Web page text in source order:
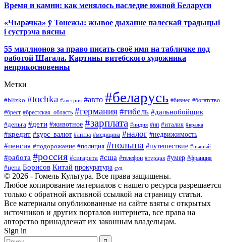
Время и камни: как менялось наследие южной Беларуси
«Чырачка» ў Тонежы: жывое дыханне палескай традыцыі
і сустрэча вясны
55 миллионов за право писать своё имя на табличке под
работой Шагала. Картины витебского художника
неприкосновенны
Метки
#blizko #tochka #австрия #авто #беларусь #бизнес #богатство
#брест #брестская_область #германия #гибель #дальнобойщик
#деньга #дети #животное #зарплата #индия #ип #италия #кража
#кредит #курс_валют #литва #медицина #налог #недвижимость
#пенсия #подорожание #полиция #польша #путешествие #пьяный
#работа #россия #сигарета #сша #телефон #турция #умер #франция
#цена Борисов Китай прокуратура суд
© 2026 - Гомель Культура. Все права защищены.
Любое копирование материалов с нашего ресурса разрешается
только с обратной активной ссылкой на страницу статьи.
Все материалы опубликованные на сайте взяты с открытых
источников и других порталов интернета, все права на
авторство принадлежат их законным владельцам.
Sign in